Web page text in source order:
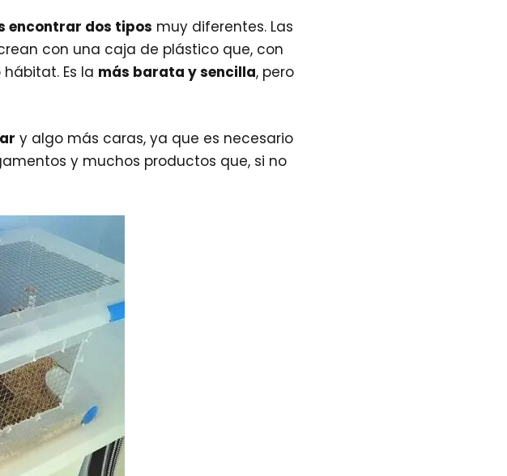
encontrar dos tipos muy diferentes. Las
con una caja de plástico que, con
Es la más barata y sencilla, pero
y algo más caras, ya que es necesario
y muchos productos que, si no